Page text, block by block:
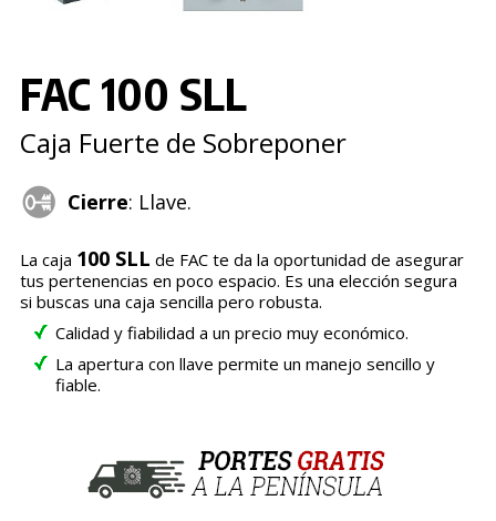
FAC 100 SLL
Caja Fuerte de Sobreponer
Cierre: Llave.
La caja 100 SLL de FAC te da la oportunidad de asegurar
tus pertenencias en poco espacio. Es una elección segura
si buscas una caja sencilla pero robusta.
Calidad y fiabilidad a un precio muy económico.
La apertura con llave permite un manejo sencillo y
fiable.